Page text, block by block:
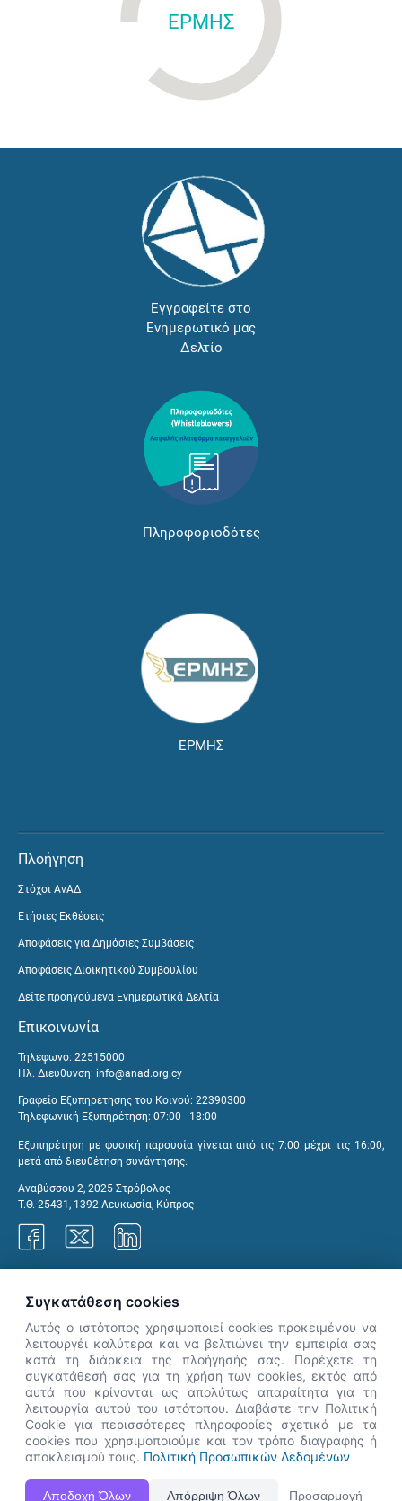
ΕΡΜΗΣ
Εγγραφείτε στο
Ενημερωτικό μας
Δελτίο
Πληροφοριοδότες
ΕΡΜΗΣ
Πλοήγηση
Στόχοι ΑνΑΔ
Ετήσιες Εκθέσεις
Αποφάσεις για Δημόσιες Συμβάσεις
Αποφάσεις Διοικητικού Συμβουλίου
Δείτε προηγούμενα Ενημερωτικά Δελτία
Επικοινωνία
Τηλέφωνο: 22515000
Ηλ. Διεύθυνση: info@anad.org.cy
Γραφείο Εξυπηρέτησης του Κοινού: 22390300
Τηλεφωνική Εξυπηρέτηση: 07:00 - 18:00
Εξυπηρέτηση με φυσική παρουσία γίνεται από τις 7:00 μέχρι τις 16:00,
μετά από διευθέτηση συνάντησης.
Αναβύσσου 2, 2025 Στρόβολος
Τ.Θ. 25431, 1392 Λευκωσία, Κύπρος
Η Ιστοσελίδα ΑνΑΔ είναι πλήρως συμβατή με τις νεότερες εκδόσεις, Google Chrome, Mozilla Firefox,
Apple Safari καθώς και Internet Explorer.
👋 Καλώς ήρθες! Είμαι η Νόησις.
Πες μου πώς μπορώ να σε βοηθήσω
σήμερα.
Συγκατάθεση cookies
Αυτός ο ιστότοπος χρησιμοποιεί cookies προκειμένου να
λειτουργέι καλύτερα και να βελτιώνει την εμπειρία σας
κατά τη διάρκεια της πλοήγησής σας. Παρέχετε τη
συγκατάθεσή σας για τη χρήση των cookies, εκτός από
αυτά που κρίνονται ως απολύτως απαραίτητα για τη
λειτουργία αυτού του ιστότοπου. Διαβάστε την Πολιτική
Cookie για περισσότερες πληροφορίες σχετικά με τα
cookies που χρησιμοποιούμε και τον τρόπο διαγραφής ή
αποκλεισμού τους. Πολιτική Προσωπικών Δεδομένων
Αποδοχή Όλων Απόρριψη Όλων Προσαρμογή